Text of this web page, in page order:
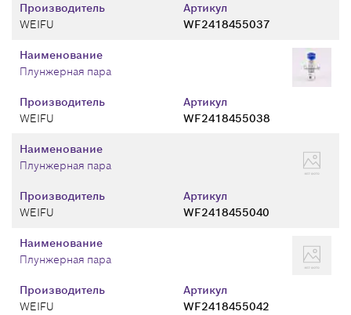
Производитель
WEIFU
Артикул
WF2418455037
Производитель
WEIFU
Артикул
WF2418455038
Наименование
Плунжерная пара
Производитель
WEIFU
Артикул
WF2418455040
Наименование
Плунжерная пара
Производитель
WEIFU
Артикул
WF2418455042
Наименование
Плунжерная пара